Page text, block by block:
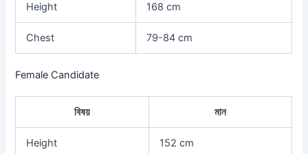
Height 168 cm
Chest 79-84 cm
Female Candidate
বিষয় মান
Height 152 cm